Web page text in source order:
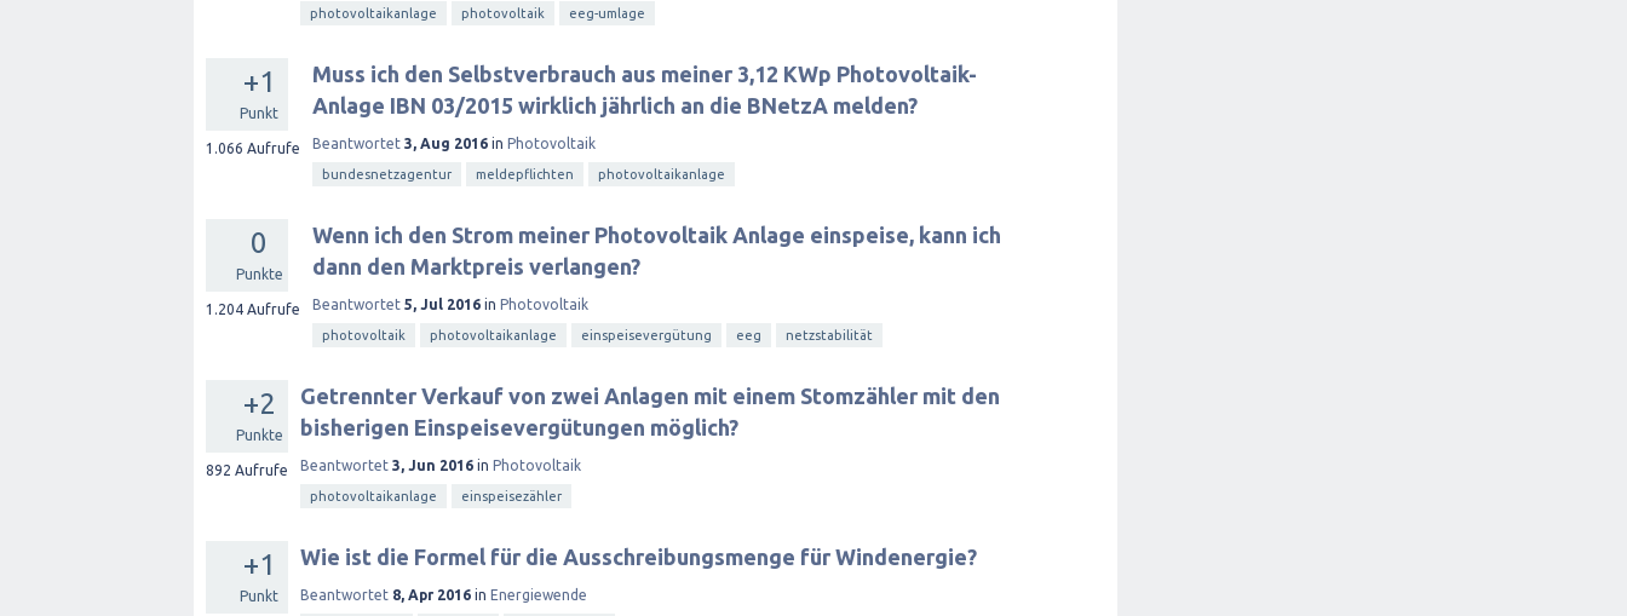
photovoltaikanlage photovoltaik eeg-umlage
+1
Punkt
1.066 Aufrufe
Muss ich den Selbstverbrauch aus meiner 3,12 KWp Photovoltaik-
Anlage IBN 03/2015 wirklich jährlich an die BNetzA melden?
Beantwortet 3, Aug 2016 in Photovoltaik
bundesnetzagentur meldepflichten photovoltaikanlage
0
Punkte
1.204 Aufrufe
Wenn ich den Strom meiner Photovoltaik Anlage einspeise, kann ich
dann den Marktpreis verlangen?
Beantwortet 5, Jul 2016 in Photovoltaik
photovoltaik photovoltaikanlage einspeisevergütung eeg netzstabilität
+2
Punkte
892 Aufrufe
Getrennter Verkauf von zwei Anlagen mit einem Stomzähler mit den
bisherigen Einspeisevergütungen möglich?
Beantwortet 3, Jun 2016 in Photovoltaik
photovoltaikanlage einspeisezähler
+1
Punkt
Wie ist die Formel für die Ausschreibungsmenge für Windenergie?
Beantwortet 8, Apr 2016 in Energiewende